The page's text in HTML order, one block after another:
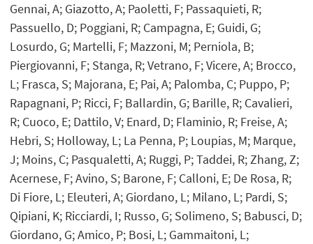
Gennai, A; Giazotto, A; Paoletti, F; Passaquieti, R;
Passuello, D; Poggiani, R; Campagna, E; Guidi, G;
Losurdo, G; Martelli, F; Mazzoni, M; Perniola, B;
Piergiovanni, F; Stanga, R; Vetrano, F; Vicere, A; Brocco,
L; Frasca, S; Majorana, E; Pai, A; Palomba, C; Puppo, P;
Rapagnani, P; Ricci, F; Ballardin, G; Barille, R; Cavalieri,
R; Cuoco, E; Dattilo, V; Enard, D; Flaminio, R; Freise, A;
Hebri, S; Holloway, L; La Penna, P; Loupias, M; Marque,
J; Moins, C; Pasqualetti, A; Ruggi, P; Taddei, R; Zhang, Z;
Acernese, F; Avino, S; Barone, F; Calloni, E; De Rosa, R;
Di Fiore, L; Eleuteri, A; Giordano, L; Milano, L; Pardi, S;
Qipiani, K; Ricciardi, I; Russo, G; Solimeno, S; Babusci, D;
Giordano, G; Amico, P; Bosi, L; Gammaitoni, L;